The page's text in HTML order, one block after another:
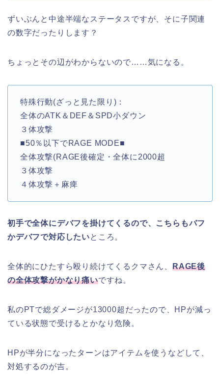
ずいぶんと中途半端なステータスですが、そに子関連
の数字だったりします？
ちょっとその辺がわからないので……気になる。
特殊行動(ざっと見た限り)：
全体のATK＆DEF＆SPD小ダウン
３体攻撃
■50％以下でRAGE MODE■
全体攻撃(RAGE後確定・全体に2000超
３体攻撃
４体攻撃＋麻痺
初手で全体にデバフを掛けてくるので、こちらもバフ
かデバフで対応したいところ。
全体的にひたすら殴り続けてくるクマさん、 RAGE後
の全体攻撃がかなり痛いですね。
私のPTで総ダメージが13000超だったので、HPが減っ
ている状態で受けるとかなり危険。
HPが半分になったターンはアイテムを使うなどして、
対処するのが吉。